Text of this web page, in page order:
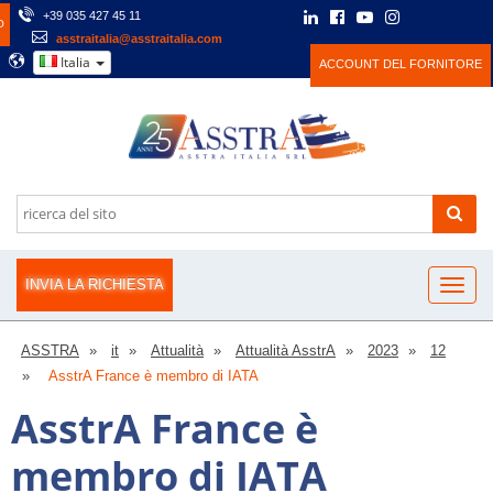
+39 035 427 45 11
asstraitalia@asstraitalia.com
Italia ACCOUNT DEL FORNITORE
INVIA LA RICHIESTA
ASSTRA it Attualità Attualità AsstrA 2023
12
AsstrA France è membro di IATA
AsstrA France è
membro di IATA